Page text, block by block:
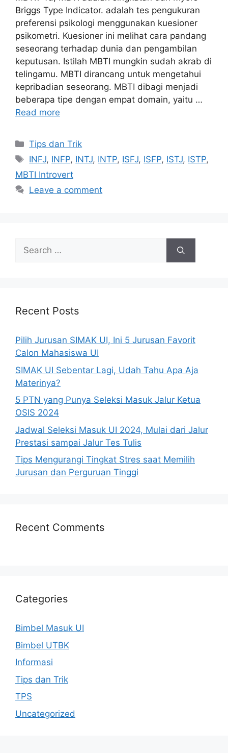
Briggs Type Indicator. adalah tes pengukuran
preferensi psikologi menggunakan kuesioner
psikometri. Kuesioner ini melihat cara pandang
seseorang terhadap dunia dan pengambilan
keputusan. Istilah MBTI mungkin sudah akrab di
telingamu. MBTI dirancang untuk mengetahui
kepribadian seseorang. MBTI dibagi menjadi
beberapa tipe dengan empat domain, yaitu …
Read more
Tips dan Trik
INFJ, INFP, INTJ, INTP, ISFJ, ISFP, ISTJ, ISTP,
MBTI Introvert
Leave a comment
Recent Posts
Pilih Jurusan SIMAK UI, Ini 5 Jurusan Favorit
Calon Mahasiswa UI
SIMAK UI Sebentar Lagi, Udah Tahu Apa Aja
Materinya?
5 PTN yang Punya Seleksi Masuk Jalur Ketua
OSIS 2024
Jadwal Seleksi Masuk UI 2024, Mulai dari Jalur
Prestasi sampai Jalur Tes Tulis
Tips Mengurangi Tingkat Stres saat Memilih
Jurusan dan Perguruan Tinggi
Recent Comments
Categories
Bimbel Masuk UI
Bimbel UTBK
Informasi
Tips dan Trik
TPS
Uncategorized